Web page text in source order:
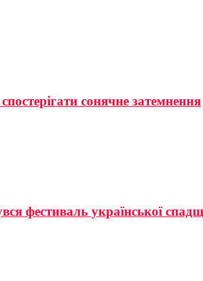
сонячне затемнення
фестиваль української